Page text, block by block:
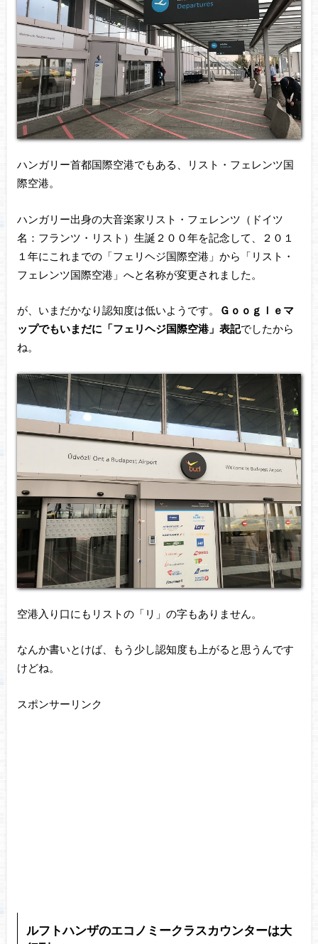
ハンガリー首都国際空港でもある、リスト・フェレンツ国
際空港。
ハンガリー出身の大音楽家リスト・フェレンツ（ドイツ
名：フランツ・リスト）生誕２００年を記念して、２０１
１年にこれまでの「フェリヘジ国際空港」から「リスト・
フェレンツ国際空港」へと名称が変更されました。
が、いまだかなり認知度は低いようです。
Ｇｏｏｇｌｅマ
ップでもいまだに「フェリヘジ国際空港」表記でしたから
ね。
空港入り口にもリストの「リ」の字もありません。
なんか書いとけば、もう少し認知度も上がると思うんです
けどね。
スポンサーリンク
ルフトハンザのエコノミークラスカウンターは大